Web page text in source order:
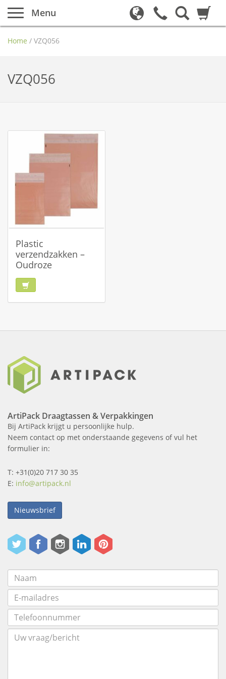
Menu
Home / VZQ056
VZQ056
Plastic
verzendzakken –
Oudroze
ArtiPack Draagtassen & Verpakkingen
Bij ArtiPack krijgt u persoonlijke hulp.
Neem contact op met onderstaande gegevens of vul het
formulier in:
T: +31(0)20 717 30 35
E: info@artipack.nl
Nieuwsbrief